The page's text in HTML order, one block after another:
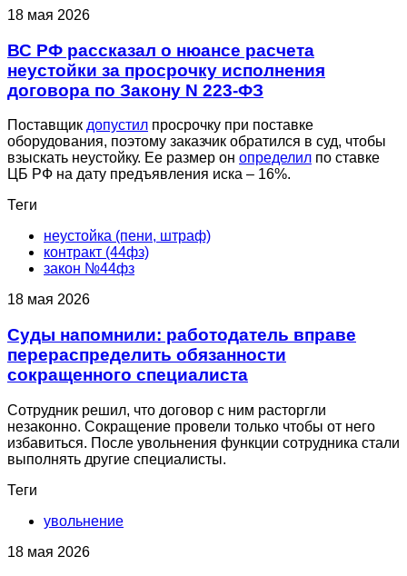
18 мая 2026
ВС РФ рассказал о нюансе расчета
неустойки за просрочку исполнения
договора по Закону N 223-ФЗ
Поставщик допустил просрочку при поставке
оборудования, поэтому заказчик обратился в суд, чтобы
взыскать неустойку. Ее размер он определил по ставке
ЦБ РФ на дату предъявления иска – 16%.
Теги
неустойка (пени, штраф)
контракт (44фз)
закон №44фз
18 мая 2026
Суды напомнили: работодатель вправе
перераспределить обязанности
сокращенного специалиста
Сотрудник решил, что договор с ним расторгли
незаконно. Сокращение провели только чтобы от него
избавиться. После увольнения функции сотрудника стали
выполнять другие специалисты.
Теги
увольнение
18 мая 2026